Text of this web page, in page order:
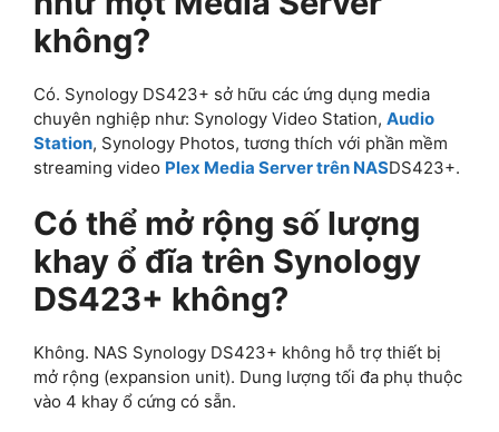
không?
Có. Synology DS423+ sở hữu các ứng dụng media
chuyên nghiệp như: Synology Video Station, Audio
Station, Synology Photos, tương thích với phần mềm
streaming video Plex Media Server trên NASDS423+.
Có thể mở rộng số lượng
khay ổ đĩa trên Synology
DS423+ không?
Không. NAS Synology DS423+ không hỗ trợ thiết bị
mở rộng (expansion unit). Dung lượng tối đa phụ thuộc
vào 4 khay ổ cứng có sẵn.